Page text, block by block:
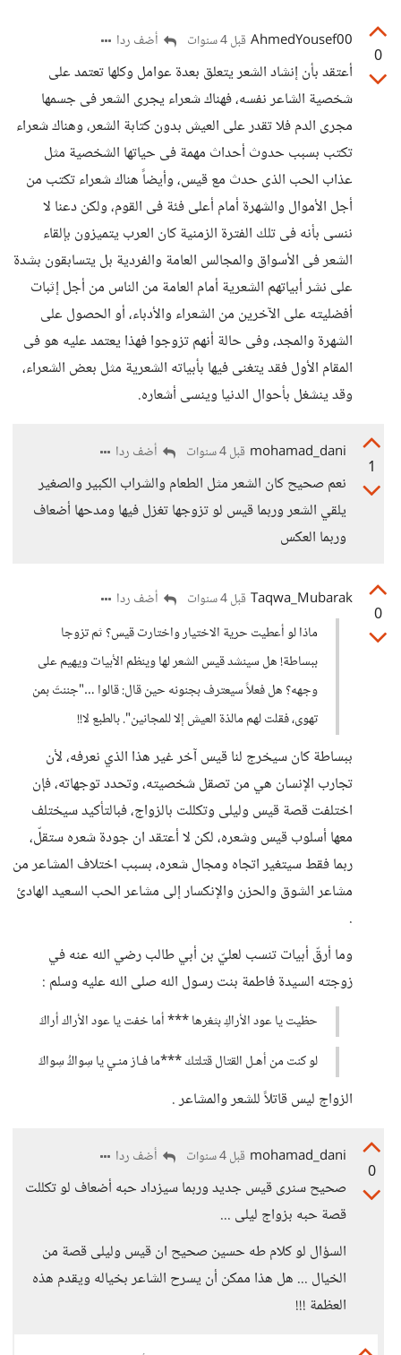
0
AhmedYousef00 قبل 4 سنوات أضف ردا
أعتقد بأن إنشاد الشعر يتعلق بعدة عوامل وكلها تعتمد على
شخصية الشاعر نفسه، فهناك شعراء يجرى الشعر فى جسمها
مجرى الدم فلا تقدر على العيش بدون كتابة الشعر، وهناك شعراء
تكتب بسبب حدوث أحداث مهمة فى حياتها الشخصية مثل
عذاب الحب الذى حدث مع قيس، وأيضاً هناك شعراء تكتب من
أجل الأموال والشهرة أمام أعلى فئة فى القوم، ولكن دعنا لا
ننسى بأنه فى تلك الفترة الزمنية كان العرب يتميزون بإلقاء
الشعر فى الأسواق والمجالس العامة والفردية بل يتسابقون بشدة
على نشر أبياتهم الشعرية أمام العامة من الناس من أجل إثبات
أفضليته على الآخرين من الشعراء والأدباء، أو الحصول على
الشهرة والمجد، وفى حالة أنهم تزوجوا فهذا يعتمد عليه هو فى
المقام الأول فقد يتغنى فيها بأبياته الشعرية مثل بعض الشعراء،
وقد ينشغل بأحوال الدنيا وينسى أشعاره.
1
mohamad_dani قبل 4 سنوات أضف ردا
نعم صحيح كان الشعر مثل الطعام والشراب الكبير والصغير
يلقي الشعر وربما قيس لو تزوجها تغزل فيها ومدحها أضعاف
وربما العكس
0
Taqwa_Mubarak قبل 4 سنوات
أضف ردا
ماذا لو أعطيت حرية الاختيار واختارت قيس؟ ثم تزوجا
ببساطة! هل سينشد قيس الشعر لها وينظم الأبيات ويهيم على
وجهه؟ هل فعلاً سيعترف بجنونه حين قال: قالوا …"جننتَ بمن
تهوى، فقلت لهم مالذة العيش إلا للمجانين". بالطبع لا!!
ببساطة كان سيخرج لنا قيس آخر غير هذا الذي نعرفه، لأن
تجارب الإنسان هي من تصقل شخصيته، وتحدد توجهاته، فإن
اختلفت قصة قيس وليلى وتكللت بالزواج، فبالتأكيد سيختلف
معها أسلوب قيس وشعره، لكن لا أعتقد ان جودة شعره ستقلّ،
ربما فقط سيتغير اتجاه ومجال شعره، بسبب اختلاف المشاعر من
مشاعر الشوق والحزن والإنكسار إلى مشاعر الحب السعيد الهادئ
.
وما أرقّ أبيات تنسب لعليّ بن أبي طالب رضي الله عنه في
زوجته السيدة فاطمة بنت رسول الله صلى الله عليه وسلم :
حظيت يا عود الأراكِ بثغرها *** أما خفت يا عود الأراك أراكَ
لو كنت من أهـل القتال قتلتك ***ما فـاز منـي يا سِواكُ سِواكَ
الزواج ليس قاتلاً للشعر والمشاعر .
0
mohamad_dani قبل 4 سنوات أضف ردا
صحيح سنرى قيس جديد وربما سيزداد حبه أضعاف لو تكللت
قصة حبه بزواج ليلى ...
السؤال لو كلام طه حسين صحيح ان قيس وليلى قصة من
الخيال ... هل هذا ممكن أن يسرح الشاعر بخياله ويقدم هذه
العظمة !!!